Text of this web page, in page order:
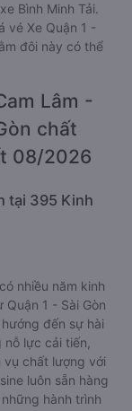
Bình Minh Tải.
vé Xe Quận 1 -
đôi này có thể
Lâm -
chất
08/2026
tại 395 Kinh
nhiều năm kinh
1 - Sài Gòn
đến sự hài
lực cải tiến,
vụ chất lượng với
luôn sẵn hàng
hành trình